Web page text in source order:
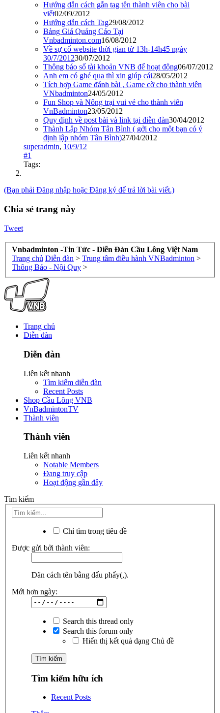
Hướng dẫn cách gắn tag tên thành viên cho bài
viết02/09/2012
Hướng dẫn cách Tag29/08/2012
Bảng Giá Quảng Cáo Tại
Vnbadminton.com16/08/2012
Về sự cố website thời gian từ 13h-14h45 ngày
30/7/201230/07/2012
Thông báo số tài khoản VNB để hoạt động06/07/2012
Anh em có ghé qua thì xin giúp cái28/05/2012
Tích hợp Game đánh bài , Game cờ cho thành viên
VNbadminton24/05/2012
Fun Shop và Nông trại vui vẻ cho thành viên
VnBadminton23/05/2012
Quy định về post bài và link tại diễn đàn30/04/2012
Thành Lập Nhóm Tân Bình ( gởi cho một bạn có ý
định lập nhóm Tân Bình)27/04/2012
superadmin, 10/9/12
#1
Tags:
(Bạn phải Đăng nhập hoặc Đăng ký để trả lời bài viết.)
Chia sẻ trang này
Tweet
Vnbadminton -Tin Tức - Diễn Đàn Cầu Lông Việt Nam
Trang chủ Diễn đàn > Trung tâm điều hành VNBadminton >
Thông Báo - Nội Quy >
Trang chủ
Diễn đàn
Diễn đàn
Liên kết nhanh
Tìm kiếm diễn đàn
Recent Posts
Shop Cầu Lông VNB
VnBadmintonTV
Thành viên
Thành viên
Liên kết nhanh
Notable Members
Đang truy cập
Hoạt động gần đây
Tìm kiếm
Chỉ tìm trong tiêu đề
Được gửi bởi thành viên:
Dãn cách tên bằng dấu phẩy(,).
Mới hơn ngày:
Search this thread only
Search this forum only
Hiển thị kết quả dạng Chủ đề
Tìm kiếm hữu ích
Recent Posts